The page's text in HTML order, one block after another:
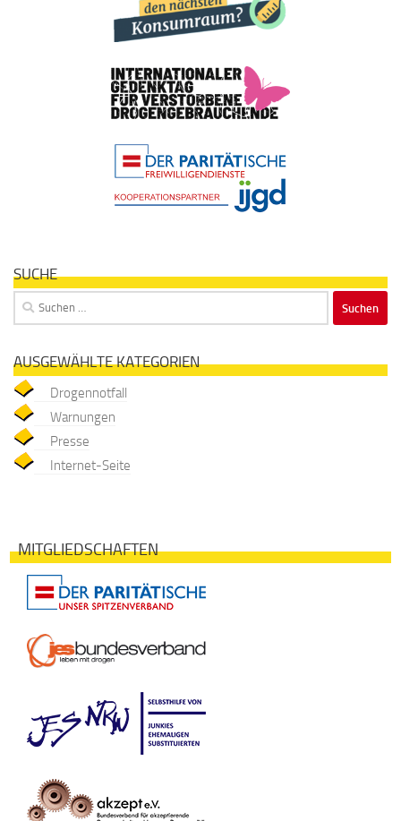
SUCHE
Suchen
nach:
AUSGEWÄHLTE KATEGORIEN
Drogennotfall
Warnungen
Presse
Internet-Seite
MITGLIEDSCHAFTEN